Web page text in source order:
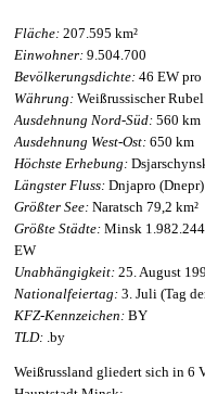
Fläche: 207.595 km²
Einwohner: 9.504.700
Bevölkerungsdichte: 46 EW pro
Währung: Weißrussischer
Ausdehnung Nord-Süd: 560 km
Ausdehnung West-Ost: 650 km
Höchste Erhebung:
Längster Fluss: Dnjapro
Größter See: Naratsch 79,2 km²
Größte Städte: Minsk
EW
Unabhängigkeit: 25. August
Nationalfeiertag: 3. Juli (Tag
KFZ-Kennzeichen: BY
TLD: .by
Weißrussland gliedert sich in 6